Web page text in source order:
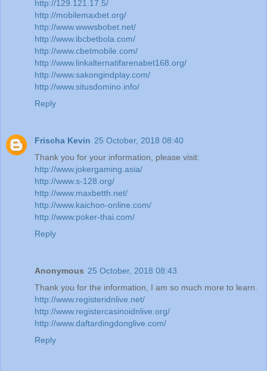
http://129.121.17.5/
http://mobilemaxbet.org/
http://www.wwwsbobet.net/
http://www.ibcbetbola.com/
http://www.cbetmobile.com/
http://www.linkalternatifarenabet168.org/
http://www.sakongindplay.com/
http://www.situsdomino.info/
Reply
Frischa Kevin 25 October, 2018 08:40
Thank you for your information, please visit:
http://www.jokergaming.asia/
http://www.s-128.org/
http://www.maxbetth.net/
http://www.kaichon-online.com/
http://www.poker-thai.com/
Reply
Anonymous 25 October, 2018 08:43
Thank you for the information, I am so much more to learn.
http://www.registeridnlive.net/
http://www.registercasinoidnlive.org/
http://www.daftardingdonglive.com/
Reply